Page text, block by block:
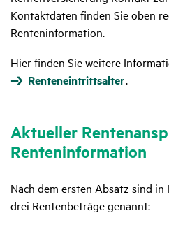
Kontaktdaten finden Sie oben
Renteninformation.
Hier finden Sie weitere
Renteneintrittsalter.
Aktu­eller
Renten­in­for­ma­tion
Nach dem ersten Absatz sind
drei Rentenbeträge genannt: